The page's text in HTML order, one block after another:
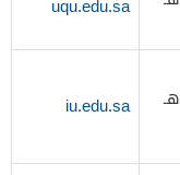
iu.edu.sa